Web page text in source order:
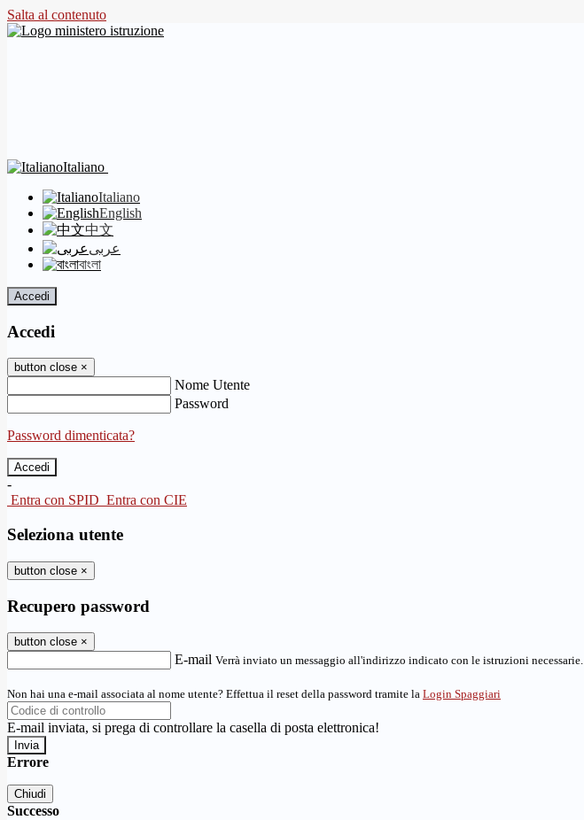
Salta al contenuto
Italiano
Italiano
English
中文
عربى
বাংলা
Accedi
Accedi
button close ×
Nome Utente
Password
Password dimenticata?
-
Entra con SPID Entra con CIE
Seleziona utente
button close ×
Recupero password
button close ×
E-mail Verrà inviato un messaggio all'indirizzo indicato con le istruzioni necessarie.
Non hai una e-mail associata al nome utente? Effettua il reset della password tramite la Login Spaggiari
E-mail inviata, si prega di controllare la casella di posta elettronica!
Errore
Chiudi
Successo